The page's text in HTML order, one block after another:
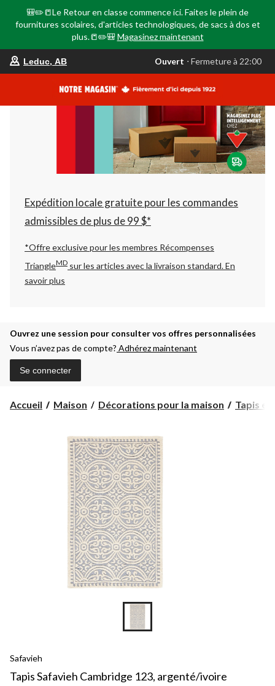
🎒✏️📒Le Retour en classe commence ici. Faites le plein de
fournitures scolaires, d'articles technologiques, de sacs à dos et
plus.📒✏️🎒 Magasinez maintenant
votre
est
AB,
Ouvert,
Fermeture
à
22:00
changer
Leduc, AB Ouvert ⋅ Fermeture à 22:00
Expédition locale gratuite pour les commandes
admissibles de plus de 99 $*
*Offre exclusive pour les membres Récompenses
TriangleMD sur les articles avec la livraison standard.En
savoir plus
Ouvrez une session pour consulter vos offres personnalisées
Vous n’avez pas de compte? Adhérez maintenant
Se connecter
Accueil Maison Décorations pour la maison Tapis et
Safavieh
Tapis Safavieh Cambridge 123, argenté/ivoire